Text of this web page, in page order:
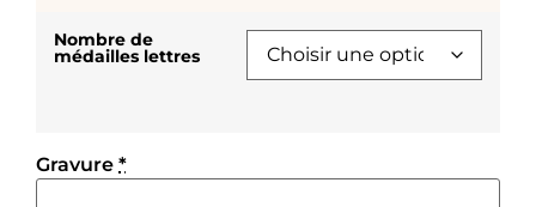
Nombre de
médailles lettres
Gravure *